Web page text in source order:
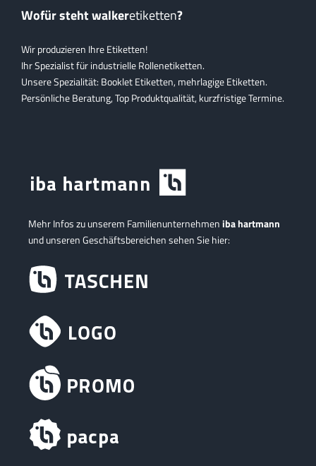
Wofür steht walkeretiketten?
Wir produzieren Ihre Etiketten!
Ihr Spezialist für industrielle Rollenetiketten.
Unsere Spezialität: Booklet Etiketten, mehrlagige Etiketten.
Persönliche Beratung, Top Produktqualität, kurzfristige Termine.
Mehr Infos zu unserem Familienunternehmeniba hartmann
und unseren Geschäftsbereichen sehen Sie hier: